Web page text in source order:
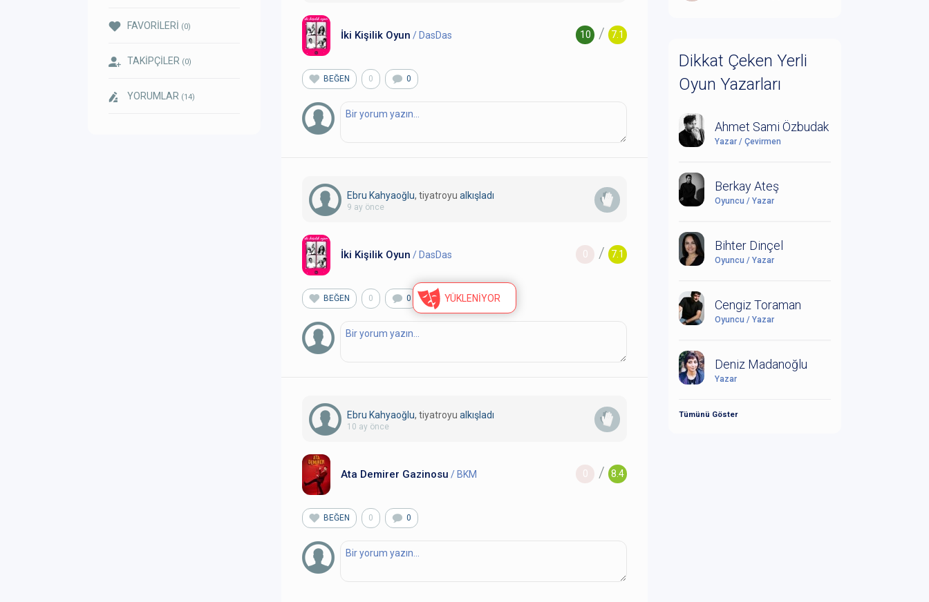
FAVORİLERİ (0)
TAKİPÇİLER (0)
YORUMLAR (14)
7.1
/
10
İki Kişilik Oyun / DasDas
BEĞEN 0 0
Ebru Kahyaoğlu, tiyatroyu alkışladı
9 ay önce
7.1
/
0
İki Kişilik Oyun / DasDas
BEĞEN 0 0
Ebru Kahyaoğlu, tiyatroyu alkışladı
10 ay önce
8.4
/
0
Ata Demirer Gazinosu / BKM
BEĞEN 0 0
Dikkat Çeken Yerli
Oyun Yazarları
Ahmet Sami Özbudak
Yazar / Çevirmen
Berkay Ateş
Oyuncu / Yazar
Bihter Dinçel
Oyuncu / Yazar
Cengiz Toraman
Oyuncu / Yazar
Deniz Madanoğlu
Yazar
Tümünü Göster